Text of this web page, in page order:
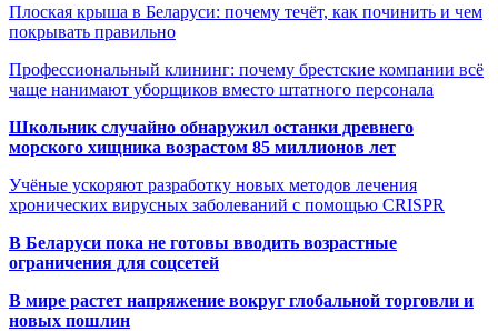
Плоская крыша в Беларуси: почему течёт, как починить и чем
покрывать правильно
Профессиональный клининг: почему брестские компании всё
чаще нанимают уборщиков вместо штатного персонала
Школьник случайно обнаружил останки древнего
морского хищника возрастом 85 миллионов лет
Учёные ускоряют разработку новых методов лечения
хронических вирусных заболеваний с помощью CRISPR
В Беларуси пока не готовы вводить возрастные
ограничения для соцсетей
В мире растет напряжение вокруг глобальной торговли и
новых пошлин